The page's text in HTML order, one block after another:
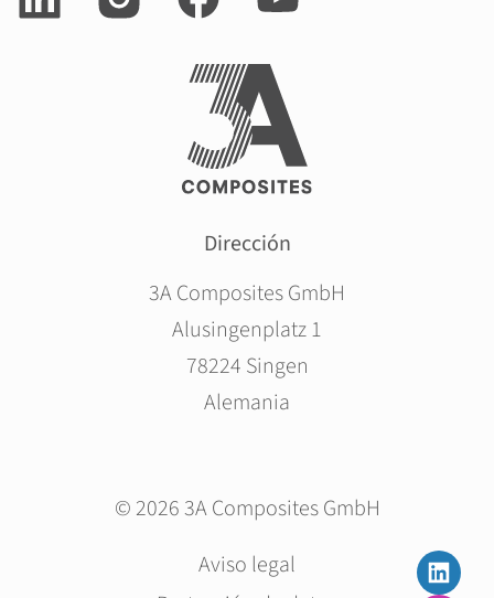
Dirección
3A Composites GmbH
Alusingenplatz 1
78224 Singen
Alemania
© 2026 3A Composites GmbH
Aviso legal